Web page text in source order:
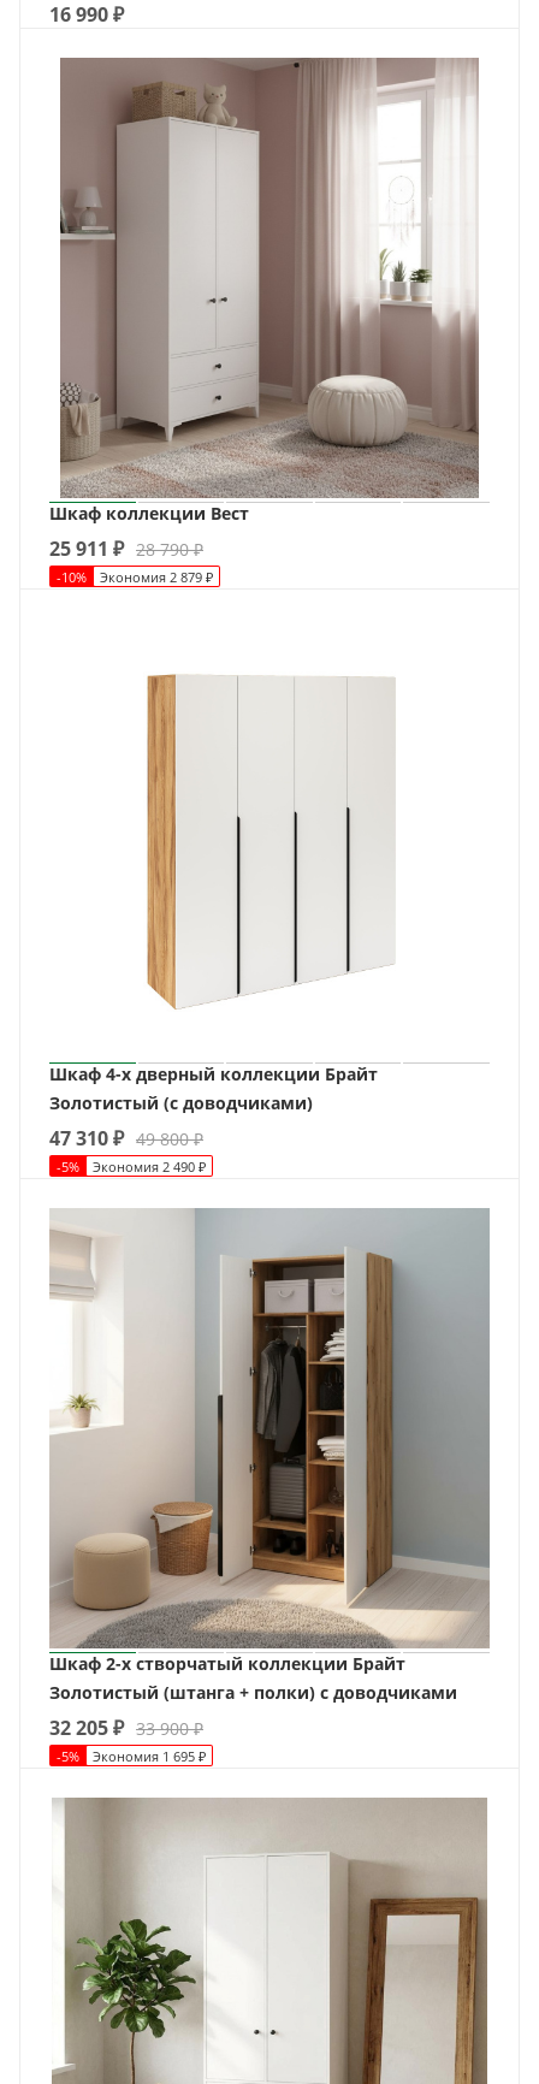
16 990₽
Шкаф коллекции Вест
25 911 ₽ 28 790₽
-10% Экономия 2 879 ₽
Шкаф 4-х дверный коллекции Брайт
Золотистый (с доводчиками)
47 310₽ 49 800₽
-5% Экономия 2 490 ₽
Шкаф 2-х створчатый коллекции Брайт
Золотистый (штанга + полки) с доводчиками
32 205₽ 33 900₽
-5% Экономия 1 695 ₽